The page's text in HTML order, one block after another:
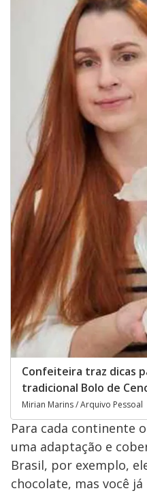
Confeiteira traz dicas
tradicional Bolo de
Mirian Marins / Arquivo Pessoal
Para cada continente
uma adaptação e
Brasil, por exemplo,
chocolate, mas você